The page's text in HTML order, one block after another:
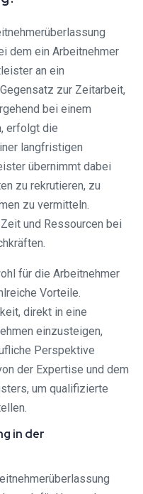
dem ein Arbeitnehmer
an ein
zur Zeitarbeit,
bei einem
erfolgt die
langfristigen
übernimmt dabei
zu rekrutieren, zu
zu vermitteln.
und Ressourcen bei
für die Arbeitnehmer
Vorteile.
direkt in eine
einzusteigen,
Perspektive
der Expertise und dem
um qualifizierte
in der